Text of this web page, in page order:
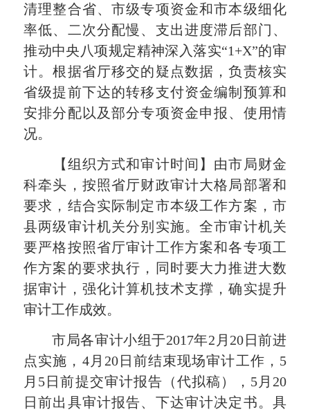
清理整合省、市级专项资金和市本级细化
率低、二次分配慢、支出进度滞后部门、
推动中央八项规定精神深入落实“1+X”的审
计。根据省厅移交的疑点数据，负责核实
省级提前下达的转移支付资金编制预算和
安排分配以及部分专项资金申报、使用情
况。
【组织方式和审计时间】由市局财金
科牵头，按照省厅财政审计大格局部署和
要求，结合实际制定市本级工作方案，市
县两级审计机关分别实施。全市审计机关
要严格按照省厅审计工作方案和各专项工
作方案的要求执行，同时要大力推进大数
据审计，强化计算机技术支撑，确实提升
审计工作成效。
市局各审计小组于2017年2 月 20 日前进
点实施， 4月 20日前结束现场审计工作， 5
月 5 日前提交审计报告（代拟稿）， 5月 20
日前出具审计报告、下达审计决定书。具